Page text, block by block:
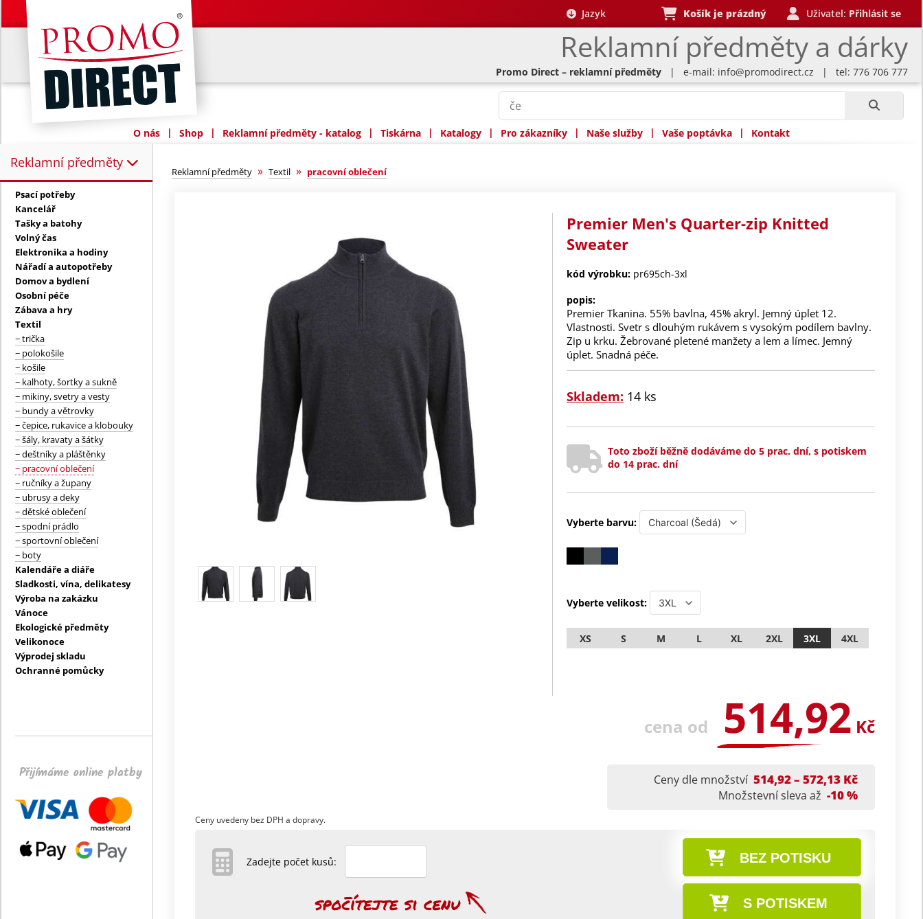
Reklamní předměty a dárky
Jazyk Košík je prázdný Uživatel: Přihlásit se
Promo Direct – reklamní předměty | e-mail: info@promodirect.cz | tel: 776 706 777
O nás | Shop | Reklamní předměty - katalog | Tiskárna | Katalogy | Pro zákazníky | Naše služby | Vaše poptávka | Kontakt
Reklamní předměty
Reklamní předměty:
Psací potřeby
Kancelář
Tašky a batohy
Volný čas
Elektronika a hodiny
Nářadí a autopotřeby
Domov a bydlení
Osobní péče
Zábava a hry
Textil
− trička
− polokošile
− košile
− kalhoty, šortky a sukně
− mikiny, svetry a vesty
− bundy a větrovky
− čepice, rukavice a klobouky
− šály, kravaty a šátky
− deštníky a pláštěnky
− pracovní oblečení
− ručníky a župany
− ubrusy a deky
− dětské oblečení
− spodní prádlo
− sportovní oblečení
− boty
Kalendáře a diáře
Sladkosti, vína, delikatesy
Výroba na zakázku
Vánoce
Ekologické předměty
Velikonoce
Výprodej skladu
Ochranné pomůcky
Přijímáme online platby
Reklamní předměty » Textil » pracovní oblečení
Premier Men's Quarter-zip Knitted
Sweater
kód výrobku: pr695ch-3xl
popis:
Premier Tkanina. 55% bavlna, 45% akryl. Jemný úplet 12.
Vlastnosti. Svetr s dlouhým rukávem s vysokým podílem bavlny.
Zip u krku. Žebrované pletené manžety a lem a límec. Jemný
úplet. Snadná péče.
Skladem: 14 ks
Toto zboží běžně dodáváme do 5 prac. dní, s potiskem
do 14 prac. dní
Vyberte barvu:
Vyberte velikost:
XS S M L XL 2XL 3XL 4XL
cena od 514,92 Kč
Ceny dle množství 514,92 – 572,13 Kč
Množstevní sleva až -10 %
Ceny uvedeny bez DPH a dopravy.
BEZ POTISKU
S POTISKEM
Zadejte počet kusů: